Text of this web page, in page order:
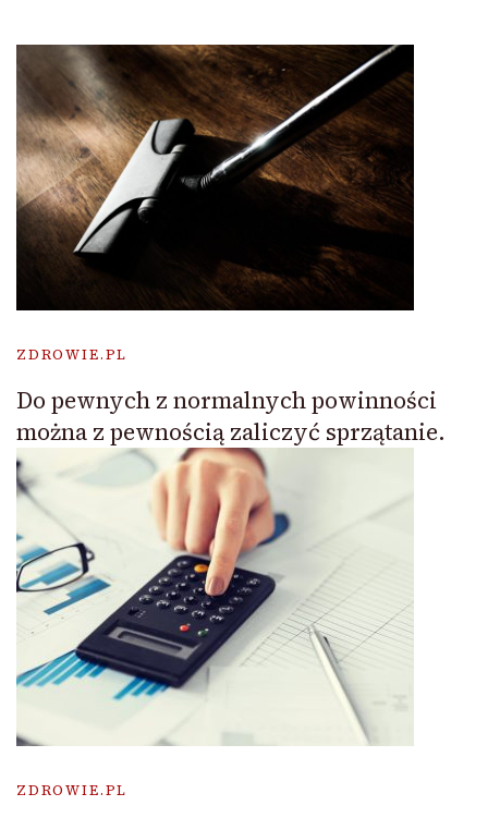
ZDROWIE.PL
Do pewnych z normalnych powinności
można z pewnością zaliczyć sprzątanie.
ZDROWIE.PL